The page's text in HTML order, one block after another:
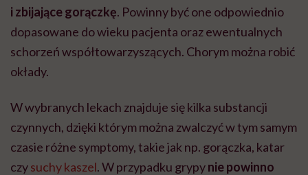
i zbijające gorączkę. Powinny być one odpowiednio
dopasowane do wieku pacjenta oraz ewentualnych
schorzeń współtowarzyszących. Chorym można robić
okłady.
W wybranych lekach znajduje się kilka substancji
czynnych, dzięki którym można zwalczyć w tym samym
czasie różne symptomy, takie jak np. gorączka, katar
czysuchy kaszel. W przypadku grypynie powinno